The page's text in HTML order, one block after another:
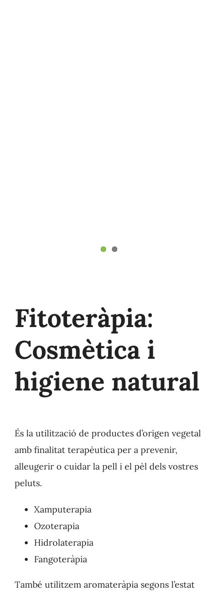
Fitoteràpia:
Cosmètica i
higiene natural
És la utilització de productes d’origen vegetal
amb finalitat terapèutica per a prevenir,
alleugerir o cuidar la pell i el pèl dels vostres
peluts.
Xamputerapia
Ozoterapia
Hidrolaterapia
Fangoteràpia
També utilitzem aromateràpia segons l’estat